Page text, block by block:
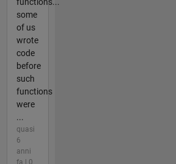
some
of us
wrote
code
before
such
functions
were
...
quasi
6
anni
fa | 0